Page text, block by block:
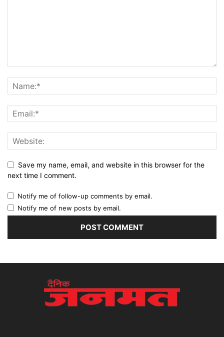
Save my name, email, and website in this browser for the
next time I comment.
Notify me of follow-up comments by email.
Notify me of new posts by email.